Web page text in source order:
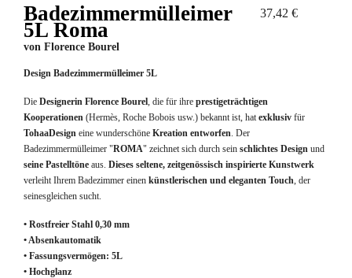
Badezimmermülleimer
5L Roma
von Florence Bourel
37,42 €
Design Badezimmermülleimer 5L
Die Designerin Florence Bourel, die für ihre prestigeträchtigen
Kooperationen (Hermès, Roche Bobois usw.) bekannt ist, hatexklusiv für
TohaaDesign eine wunderschöne Kreation entworfen. Der
Badezimmermülleimer "ROMA" zeichnet sich durch sein schlichtes Design und
seine Pastelltöne aus. Dieses seltene, zeitgenössisch inspirierte Kunstwerk
verleiht Ihrem Badezimmer einen künstlerischen und eleganten Touch, der
seinesgleichen sucht.
• Rostfreier Stahl 0,30 mm
• Absenkautomatik
• Fassungsvermögen: 5L
• Hochglanz